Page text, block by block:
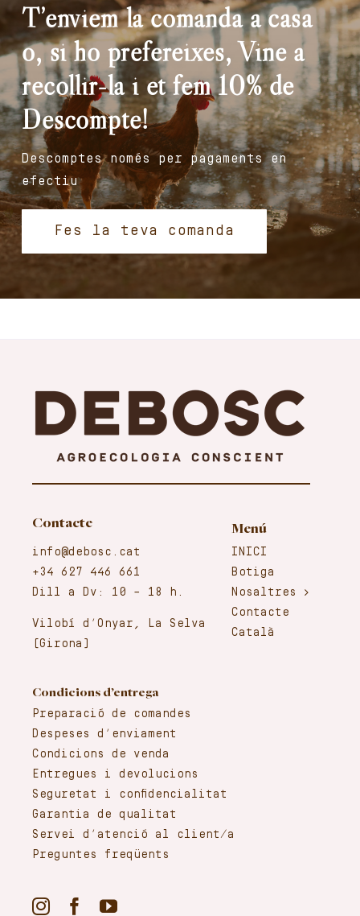
T’enviem la comanda a casa
o, si ho prefereixes, Vine a
recollir-la i et fem 10% de
Descompte!
Descomptes només per pagaments en
efectiu
Fes la teva comanda
Menú
INICI
Botiga
Nosaltres
Contacte
Català
Contacte
info@debosc.cat
+34 627 446 661
Dill a Dv: 10 – 18 h.
Vilobí d’Onyar, La Selva
(Girona)
Condicions d’entrega
Preparació de comandes
Despeses d’enviament
Condicions de venda
Entregues i devolucions
Seguretat i confidencialitat
Garantia de qualitat
Servei d’atenció al client/a
Preguntes freqüents